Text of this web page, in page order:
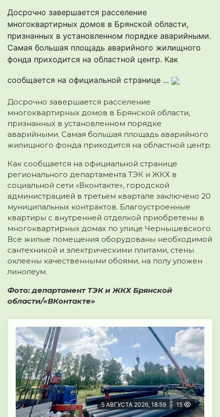
Досрочно завершается расселение
многоквартирных домов в Брянской области,
признанных в установленном порядке аварийными.
Самая большая площадь аварийного жилищного
фонда приходится на областной центр. Как
сообщается на официальной странице ...
Досрочно завершается расселение
многоквартирных домов в Брянской области,
признанных в установленном порядке
аварийными. Самая большая площадь аварийного
жилищного фонда приходится на областной центр.
Как сообщается на официальной странице
регионального департамента ТЭК и ЖКХ в
социальной сети «Вконтакте», городской
администрацией в третьем квартале заключено 20
муниципальных контрактов. Благоустроенные
квартиры с внутренней отделкой приобретены в
многоквартирных домах по улице Чернышевского.
Все жилые помещения оборудованы необходимой
сантехникой и электрическими плитами, стены
оклеены качественными обоями, на полу уложен
линолеум.
Фото: департамент ТЭК и ЖКХ Брянской
области/«ВКонтакте»
5 АВГУСТА 2026, 18:59 15